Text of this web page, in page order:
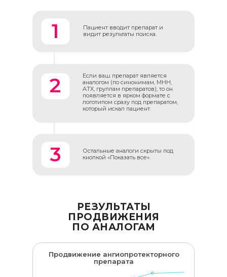
Пациент вводит препарат и
видит результаты поиска.
1
Если ваш препарат является
аналогом (по синонимам, МНН,
АТХ, группам препаратов), то он
появляется в ярком формате с
логотипом сразу под препаратом,
который искал пациент.
2
3
Остальные аналоги скрыты под
кнопкой «Показать все».
РЕЗУЛЬТАТЫ
ПРОДВИЖЕНИЯ
ПО АНАЛОГАМ
Продвижение ангиопротекторного
препарата